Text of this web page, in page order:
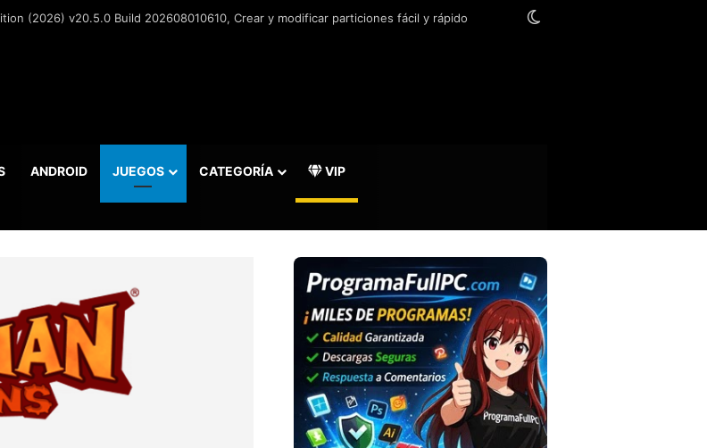
(2026) v20.5.0 Build 202608010610, Crear y modificar particiones fácil y rápido
ANDROID JUEGOS CATEGORÍA VIP